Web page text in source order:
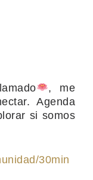
, me
Agenda
si somos
30min